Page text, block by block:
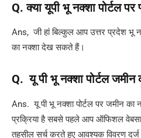
Q.क्या यूपी भू नक्शा पोर्टल पर
Ans, जी हां बिल्कुल आप उत्तर प्रदेश भू
का नक्शा देख सकते हैं।
Q.यू पी भू नक्शा पोर्टल जमीन
Ans. यू पी भू नक्शा पोर्टल पर जमीन का
प्रक्रिया है सबसे पहले आप ऑफिशल
तहसील सर्च करते हुए आवश्यक विवरण